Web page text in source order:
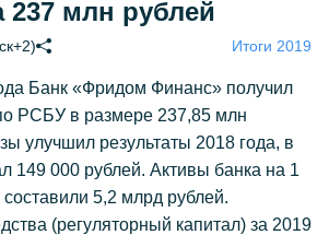
млн рублей
Итоги 2019
Банк «Фридом Финанс» получил
РСБУ в размере 237,85 млн
улучшил результаты 2018 года, в
149 000 рублей. Активы банка на 1
5,2 млрд рублей.
(регуляторный капитал) за 2019